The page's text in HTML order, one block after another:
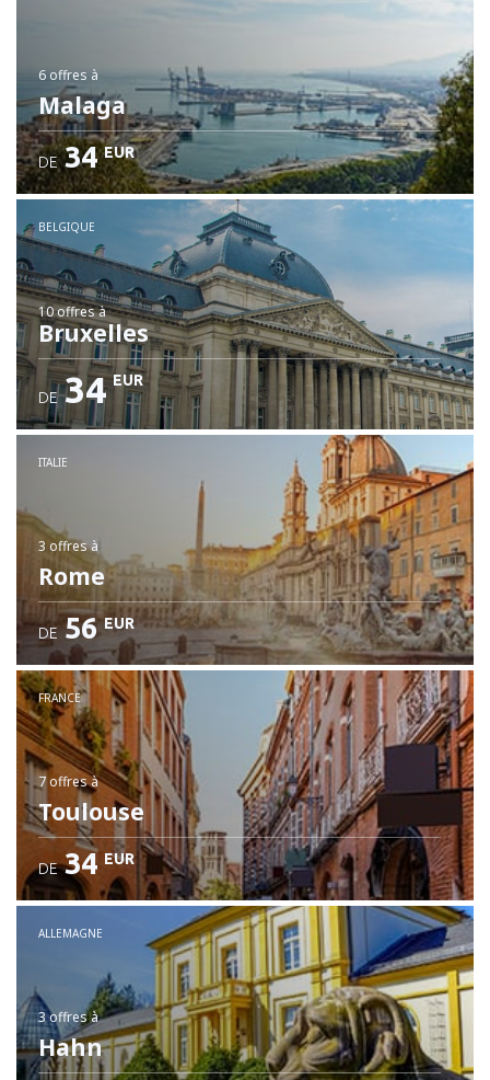
6 offresà
Malaga
DE 34 EUR
BELGIQUE
10 offresà
Bruxelles
DE 34 EUR
ITALIE
3 offresà
Rome
DE 56 EUR
FRANCE
7 offresà
Toulouse
DE 34 EUR
ALLEMAGNE
3 offresà
Hahn